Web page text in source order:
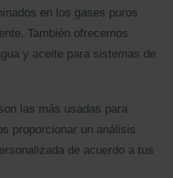
en los gases puros
También ofrecemos
y aceite para sistemas de
las más usadas para
proporcionar un análisis
de acuerdo a tus